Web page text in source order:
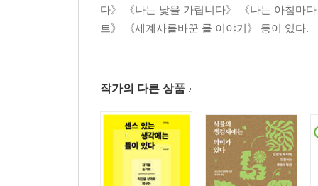
다》 《나는 낯을 가립니다》 《나는 아침마
트》 《세계사를바꾼 룰 이야기》 등이 있다.
작가의 다른 상품